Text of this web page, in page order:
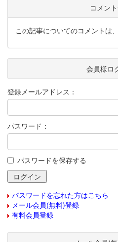
コメン
この記事についてのコメントは
会員様ロ
登録メールアドレス：
パスワード：
パスワードを保存する
パスワードを忘れた方はこちら
メール会員(無料)登録
有料会員登録